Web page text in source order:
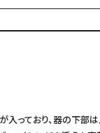
入っており、器の下部